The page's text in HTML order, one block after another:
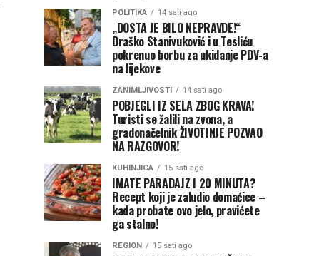
POLITIKA 14 sati ago
„DOSTA JE BILO NEPRAVDE!“
Draško Stanivuković i u Tesliću
pokrenuo borbu za ukidanje PDV-a
na lijekove
ZANIMLJIVOSTI 14 sati ago
POBJEGLI IZ SELA ZBOG KRAVA!
Turisti se žalili na zvona, a
gradonačelnik ŽIVOTINJE POZVAO
NA RAZGOVOR!
KUHINJICA 15 sati ago
IMATE PARADAJZ I 20 MINUTA?
Recept koji je zaludio domaćice –
kada probate ovo jelo, pravićete
ga stalno!
REGION 15 sati ago